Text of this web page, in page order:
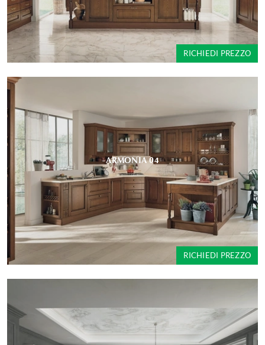
RICHIEDI PREZZO
ARMONIA 04
RICHIEDI PREZZO